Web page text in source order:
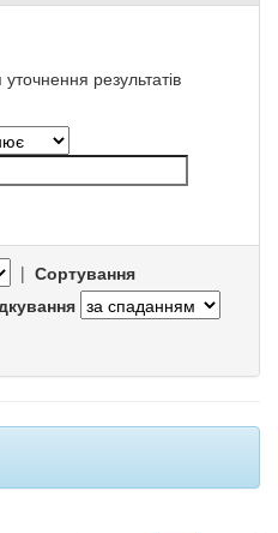
результатів
| Сортування